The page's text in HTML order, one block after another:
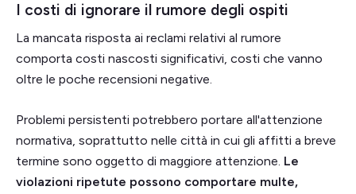
I costi di ignorare il rumore degli ospiti
La mancata risposta ai reclami relativi al rumore
comporta costi nascosti significativi, costi che vanno
oltre le poche recensioni negative.
Problemi persistenti potrebbero portare all'attenzione
normativa, soprattutto nelle città in cui gli affitti a breve
termine sono oggetto di maggiore attenzione. Le
violazioni ripetute possono comportare multe,